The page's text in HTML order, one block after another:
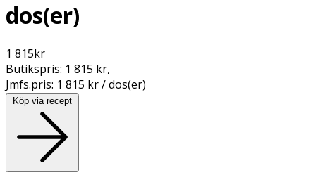
dos(er)
1 815kr
Butikspris: 1 815 kr,
Jmfs.pris: 1 815 kr / dos(er)
Köp via recept